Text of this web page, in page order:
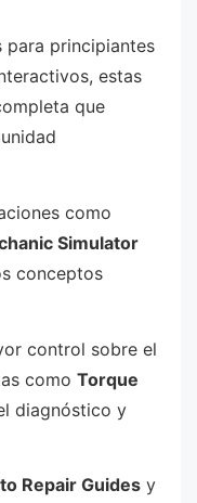
para principiantes
estas
que
como
Simulator
conceptos
control sobre el
como Torque
diagnóstico y
Repair Guides y